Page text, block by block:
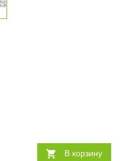
В корзину